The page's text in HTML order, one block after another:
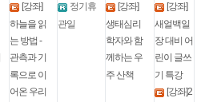
[강좌]
하늘을 읽
는 방법 -
관측과 기
록으로 이
어온 우리
정기휴
관일
[강좌]
생태심리
학자와 함
께하는 우
주 산책
[강좌]
새얼백일
장 대비 어
린이 글쓰
기 특강
[강좌]2